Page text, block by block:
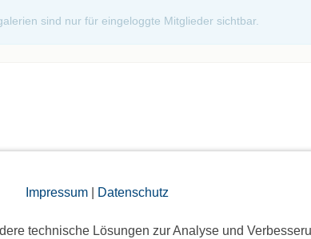
Impressum| Datenschutz
technische Lösungen zur Analyse und
sind nur für eingeloggte Mitglieder sichtbar.